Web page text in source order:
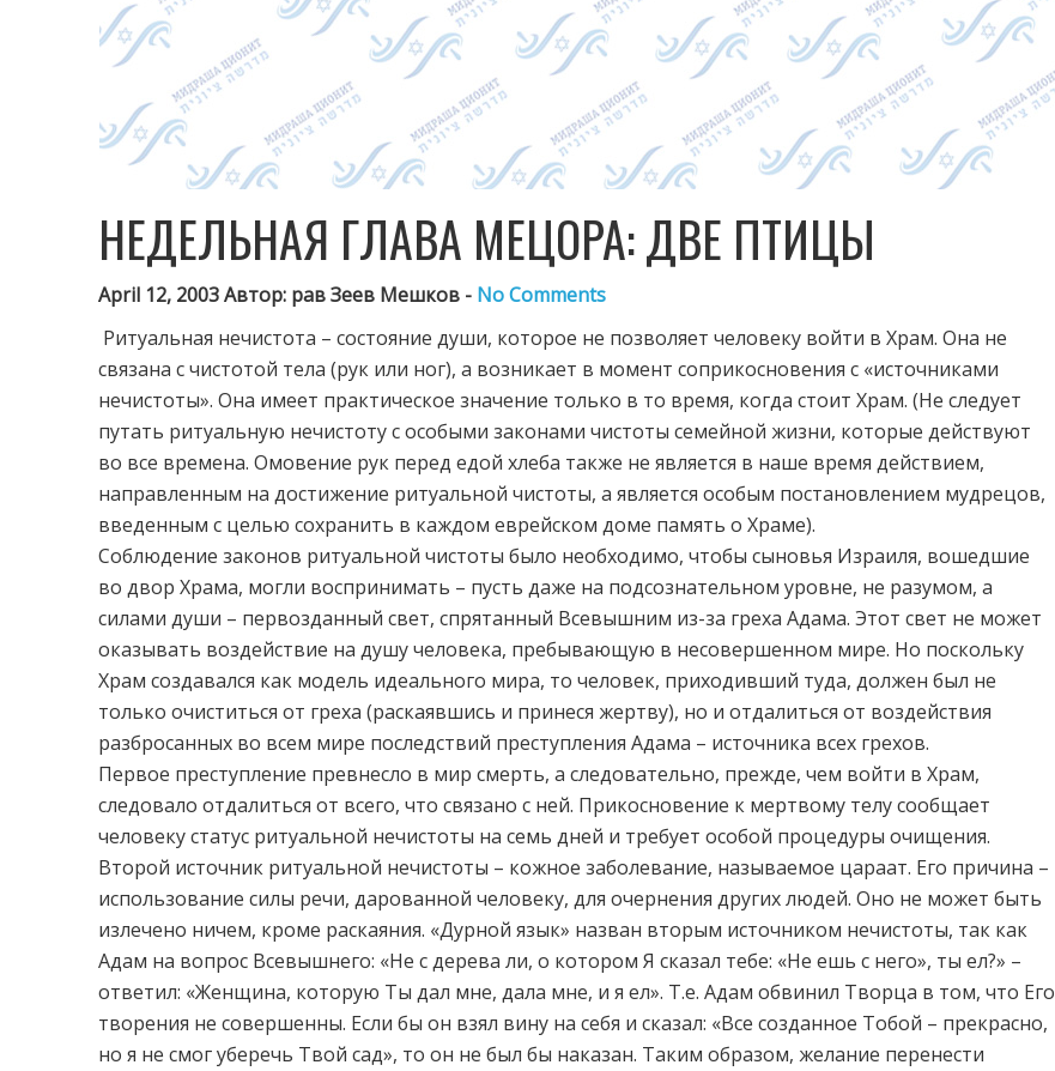
НЕДЕЛЬНАЯ ГЛАВА МЕЦОРА: ДВЕ ПТИЦЫ
April 12, 2003 Автор: рав Зеев Мешков - No Comments
Ритуальная нечистота – состояние души, которое не позволяет человеку войти в Храм. Она не
связана с чистотой тела (рук или ног), а возникает в момент соприкосновения с «источниками
нечистоты». Она имеет практическое значение только в то время, когда стоит Храм. (Не следует
путать ритуальную нечистоту с особыми законами чистоты семейной жизни, которые действуют
во все времена. Омовение рук перед едой хлеба также не является в наше время действием,
направленным на достижение ритуальной чистоты, а является особым постановлением мудрецов,
введенным с целью сохранить в каждом еврейском доме память о Храме).
Соблюдение законов ритуальной чистоты было необходимо, чтобы сыновья Израиля, вошедшие
во двор Храма, могли воспринимать – пусть даже на подсознательном уровне, не разумом, а
силами души – первозданный свет, спрятанный Всевышним из-за греха Адама. Этот свет не может
оказывать воздействие на душу человека, пребывающую в несовершенном мире. Но поскольку
Храм создавался как модель идеального мира, то человек, приходивший туда, должен был не
только очиститься от греха (раскаявшись и принеся жертву), но и отдалиться от воздействия
разбросанных во всем мире последствий преступления Адама – источника всех грехов.
Первое преступление превнесло в мир смерть, а следовательно, прежде, чем войти в Храм,
следовало отдалиться от всего, что связано с ней. Прикосновение к мертвому телу сообщает
человеку статус ритуальной нечистоты на семь дней и требует особой процедуры очищения.
Второй источник ритуальной нечистоты – кожное заболевание, называемое цараат. Его причина –
использование силы речи, дарованной человеку, для очернения других людей. Оно не может быть
излечено ничем, кроме раскаяния. «Дурной язык» назван вторым источником нечистоты, так как
Адам на вопрос Всевышнего: «Не с дерева ли, о котором Я сказал тебе: «Не ешь с него», ты ел?» –
ответил: «Женщина, которую Ты дал мне, дала мне, и я ел». Т.е. Адам обвинил Творца в том, что Его
творения не совершенны. Если бы он взял вину на себя и сказал: «Все созданное Тобой – прекрасно,
но я не смог уберечь Твой сад», то он не был бы наказан. Таким образом, желание перенести